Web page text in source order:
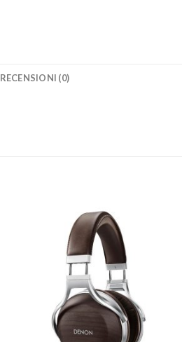
RECENSIONI (0)